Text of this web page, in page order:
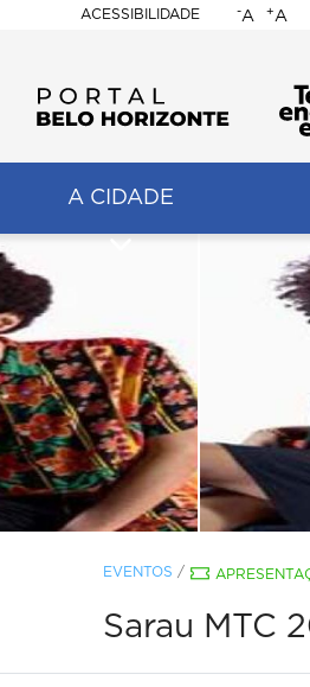
ACESSIBILIDADE
BELO
-A +A
A CIDADE
EVENTOS /
Sarau MTC